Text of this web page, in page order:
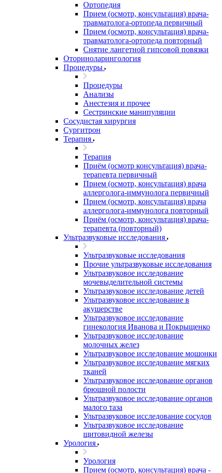
Ортопедия
Прием (осмотр, консультация) врача-
травматолога-ортопеда первичный
Прием (осмотр, консультация) врача-
травматолога-ортопеда повторный
Снятие лангетной гипсовой повязки
Оториноларингология
Процедуры
Процедуры
Анализы
Анестезия и прочее
Сестринские манипуляции
Сосудистая хирургия
Сургитрон
Терапия
Терапия
Приём (осмотр консультация) врача-
терапевта первичный
Прием (осмотр, консультация) врача
аллерголога-иммунолога первичный
Прием (осмотр, консультация) врача
аллерголога-иммунолога повторный
Приём (осмотр, консультация) врача-
терапевта (повторный)
Ультразвуковые исследования
Ультразвуковые исследования
Прочие ультразвуковые исследования
Ультразвуковое исследование
мочевыделительной системы
Ультразвуковое исследование детей
Ультразвуковое исследование в
акушерстве
Ультразвуковое исследование
гинекология Иванова и Покрыщенко
Ультразвуковое исследование
молочных желез
Ультразвуковое исследование мошонки
Ультразвуковое исследование мягких
тканей
Ультразвуковое исследование органов
брюшной полости
Ультразвуковое исследование органов
малого таза
Ультразвуковое исследование сосудов
Ультразвуковое исследование
щитовидной железы
Урология
Урология
Прием (осмотр, консультация) врача -